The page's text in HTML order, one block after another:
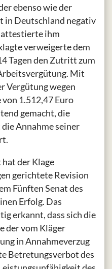
ebenso wie der
in Deutschland negativ
attestierte ihm
verweigerte dem
Tagen den Zutritt zum
Mit
Vergütung wegen
1.512,47 Euro
gemacht, die
Annahme seiner
der Klage
gerichtete Revision
Fünften Senat des
Erfolg. Das
erkannt, dass sich die
der vom Kläger
in Annahmeverzug
Betretungsverbot des